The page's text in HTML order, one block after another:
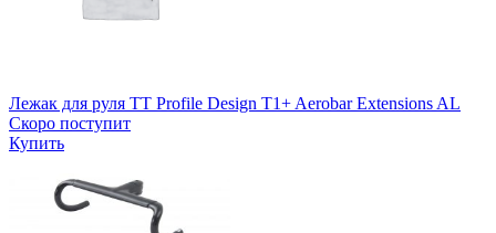
Лежак для руля ТТ Profile Design T1+ Aerobar Extensions AL
Скоро поступит
Купить